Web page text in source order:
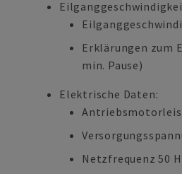
Erklärungen zum
min. Pause)
Elektrische Daten:
Netzfrequenz 50